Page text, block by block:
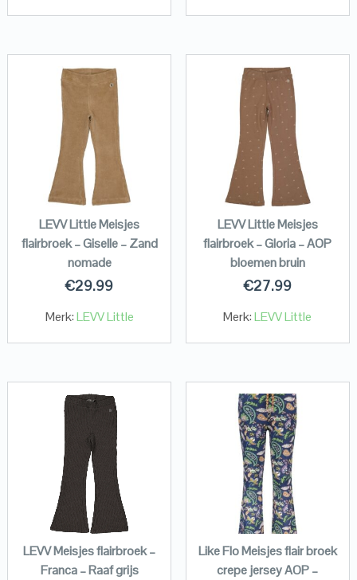
LEVV Little Meisjes
flairbroek – Giselle – Zand
nomade
€29.99
Merk:LEVV Little
LEVV Little Meisjes
flairbroek – Gloria – AOP
bloemen bruin
€27.99
Merk:LEVV Little
LEVV Meisjes flairbroek –
Franca – Raaf grijs
Like Flo Meisjes flair broek
crepe jersey AOP –